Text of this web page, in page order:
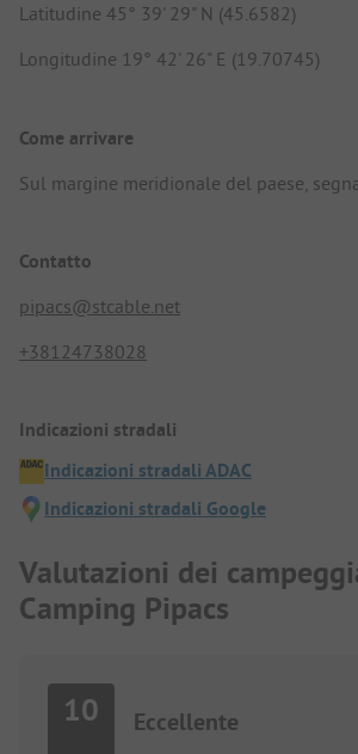
Latitudine 45° 39' 29" N (45.6582)
Longitudine 19° 42' 26" E (19.70745)
Come arrivare
Sul margine meridionale del paese,
Contatto
pipacs@stcable.net
+38124738028
Indicazioni stradali
Indicazioni stradali ADAC
Indicazioni stradali Google
Valutazioni dei
Camping Pipacs
10 Eccellente